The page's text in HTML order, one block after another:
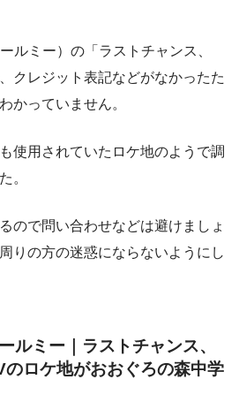
ルミー）の「ラストチャンス、
クレジット表記などがなかったた
かっていません。
使用されていたロケ地のようで調
。
ので問い合わせなどは避けましょ
りの方の迷惑にならないようにし
ルミー｜ラストチャンス、
のロケ地がおおぐろの森中学